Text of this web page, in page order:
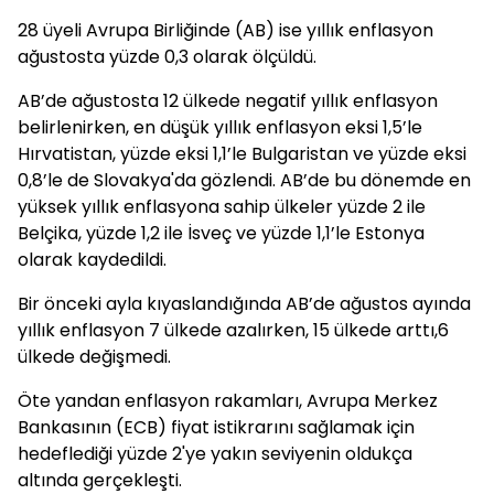
28 üyeli Avrupa Birliğinde (AB) ise yıllık enflasyon
ağustosta yüzde 0,3 olarak ölçüldü.
AB’de ağustosta 12 ülkede negatif yıllık enflasyon
belirlenirken, en düşük yıllık enflasyon eksi 1,5’le
Hırvatistan, yüzde eksi 1,1’le Bulgaristan ve yüzde eksi
0,8’le de Slovakya'da gözlendi. AB’de bu dönemde en
yüksek yıllık enflasyona sahip ülkeler yüzde 2 ile
Belçika, yüzde 1,2 ile İsveç ve yüzde 1,1’le Estonya
olarak kaydedildi.
Bir önceki ayla kıyaslandığında AB’de ağustos ayında
yıllık enflasyon 7 ülkede azalırken, 15 ülkede arttı,6
ülkede değişmedi.
Öte yandan enflasyon rakamları, Avrupa Merkez
Bankasının (ECB) fiyat istikrarını sağlamak için
hedeflediği yüzde 2'ye yakın seviyenin oldukça
altında gerçekleşti.